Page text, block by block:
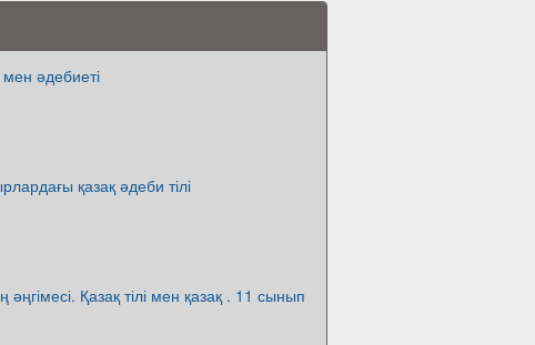
мен әдебиеті
қазақ әдеби тілі
әңгімесі. Қазақ тілі мен қазақ . 11 сынып